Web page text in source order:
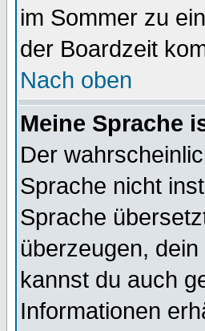
im Sommer zu
der Boardzeit
Nach oben
Meine Sprache
Der
Sprache nicht
Sprache
überzeugen,
kannst du auch
Informationen